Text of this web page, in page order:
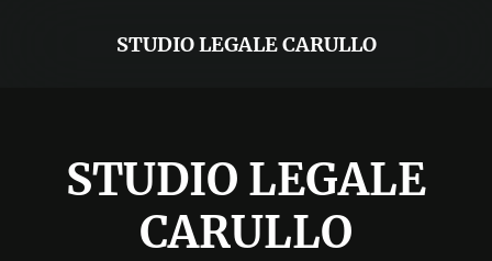
STUDIO LEGALE CARULLO
STUDIO LEGALE
CARULLO